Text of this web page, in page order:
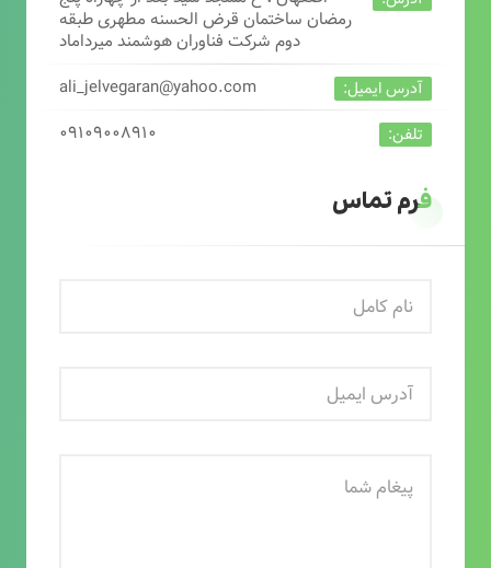
رمضان ساختمان قرض الحسنه مطهری طبقه
دوم شرکت فناوران هوشمند میرداماد
آدرس ایمیل: ali_jelvegaran@yahoo.com
تلفن: ۰۹۱۰۹۰۰۸۹۱۰
فرم تماس